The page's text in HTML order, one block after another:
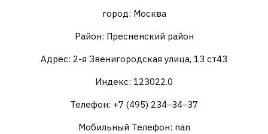
город: Москва
Район: Пресненский район
Адрес: 2-я Звенигородская улица, 13 ст43
Индекс: 123022.0
Телефон: +7 (495) 234‒34‒37
Мобильный Телефон: nan